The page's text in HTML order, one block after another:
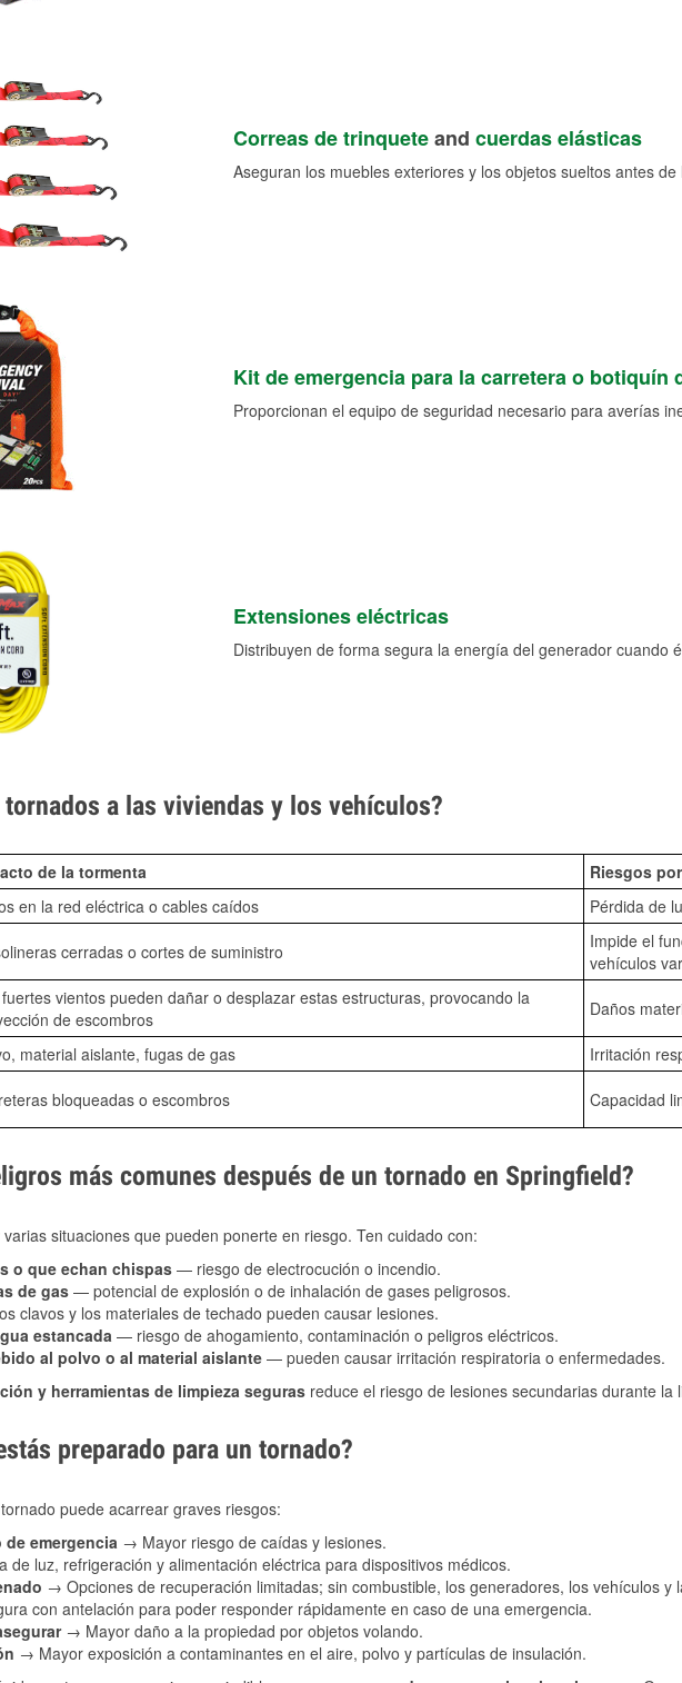
Correas de trinqueteand cuerdas elásticas
Aseguran los muebles exteriores y los objetos sueltos antes
Kit de emergencia para la carretera o botiquín
Proporcionan el equipo de seguridad necesario para averías
Extensiones eléctricas
Distribuyen de forma segura la energía del generador cuando
a las viviendas y los vehículos?
de la tormenta
Riesgos
en la red eléctrica o cables caídos
Pérdida de
cerradas o cortes de suministro
Impide el
vehículos
vientos pueden dañar o desplazar estas estructuras, provocando la
de escombros
Daños
material aislante, fugas de gas
Irritación
bloqueadas o escombros Capacidad
más comunes después de un tornado en Springfield?
situaciones que pueden ponerte en riesgo. Ten cuidado con:
o que echan chispas — riesgo de electrocución o incendio.
de gas — potencial de explosión o de inhalación de gases peligrosos.
clavos y los materiales de techado pueden causar lesiones.
estancada— riesgo de ahogamiento, contaminación o peligros eléctricos.
al polvo o al material aislante — pueden causar irritación respiratoria o enfermedades.
y herramientas de limpieza seguras reduce el riesgo de lesiones secundarias durante la
preparado para un tornado?
puede acarrear graves riesgos:
emergencia → Mayor riesgo de caídas y lesiones.
de luz, refrigeración y alimentación eléctrica para dispositivos médicos.
→ Opciones de recuperación limitadas; sin combustible, los generadores, los vehículos
con antelación para poder responder rápidamente en caso de una emergencia.
→ Mayor daño a la propiedad por objetos volando.
→ Mayor exposición a contaminantes en el aire, polvo y partículas de insulación.